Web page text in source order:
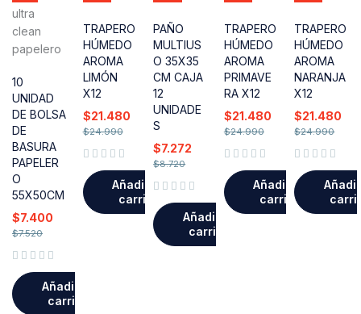
10
UNIDAD
DE BOLSA
DE
BASURA
PAPELER
O
55X50CM
$7.520
$7.400
Añadir al
carrito
TRAPERO
HÚMEDO
AROMA
LIMÓN
X12
$24.990
$21.480
Añadir al
carrito
PAÑO
MULTIUS
O 35X35
CM CAJA
12
UNIDADE
S
$8.720
$7.272
Añadir al
carrito
TRAPERO
HÚMEDO
AROMA
PRIMAVE
RA X12
$24.990
$21.480
Añadir al
carrito
TRAPERO
HÚMEDO
AROMA
NARANJA
X12
$24.990
$21.480